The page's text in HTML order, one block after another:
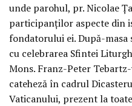
unde parohul, pr. Nicolae
participanților aspecte din
fondatorului ei. După-
cu celebrarea Sfintei
Mons. Franz-Peter
cateheză în cadrul
Vaticanului, prezent la